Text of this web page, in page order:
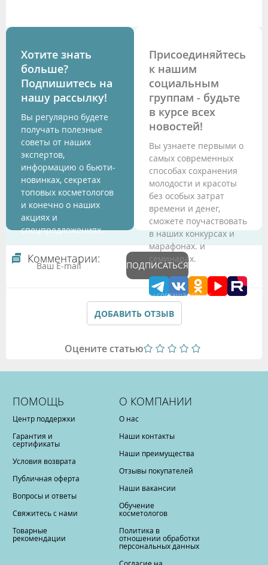
Хотите знать
больше?
Подпишитесь на
нашу рассылку!
Вы регулярно будете
получать полезные
советы от наших
экспертов,
информацию о бьюти-
новинках, секретах
топовых косметологов
и конечно о наших
акциях и
спецпредложениях.
ПОДПИСАТЬСЯ
Подтверждая данные формы Вы соглашаетесь с
Политикой обработки персональных данных
Присоединяйтесь
к нашим
социальным
группам - будьте
в курсе всех
новостей!
Вы узнаете первыми о
самых современных
способах сохранения
молодости и красоты
без особых затрат
времени и денег,
сможете поучаствовать
в наших конкурсах и
марафонах. и
семинарах.
Комментарии:
ДОБАВИТЬ ОТЗЫВ
Оцените статью
ПОМОЩЬ
Центр поддержки
Гарантия и
сертификаты
Условия возврата
Публичная оферта
Вопросы и ответы
Свяжитесь с нами
Товарные
рекомендации
О КОМПАНИИ
О нас
Наши контакты
Наши преимущества
Отзывы покупателей
Наши вакансии
Обучение
косметологов
Политика в
отношении обработки
персональных данных